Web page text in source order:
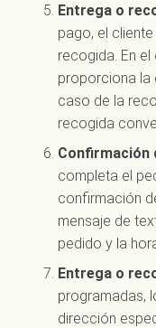
Entrega o
pago, el
recogida. En
proporciona la
caso de la
recogida
Confirmación
completa el
confirmación
mensaje de
pedido y la
Entrega o
programadas,
dirección